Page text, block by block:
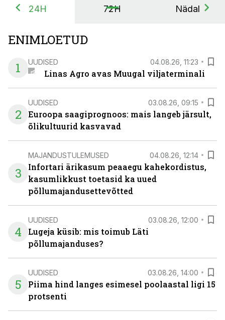
24H 72H Nädal
ENIMLOETUD
1
UUDISED 04.08.26, 11:23
Linas Agro avas Muugal viljaterminali
2
UUDISED 03.08.26, 09:15
Euroopa saagiprognoos: mais langeb järsult,
õlikultuurid kasvavad
3
MAJANDUSTULEMUSED 04.08.26, 12:14
Infortari ärikasum peaaegu kahekordistus,
kasumlikkust toetasid ka uued
põllumajandusettevõtted
4
UUDISED 03.08.26, 12:00
Lugeja küsib: mis toimub Läti
põllumajanduses?
5
UUDISED 03.08.26, 14:00
Piima hind langes esimesel poolaastal ligi 15
protsenti